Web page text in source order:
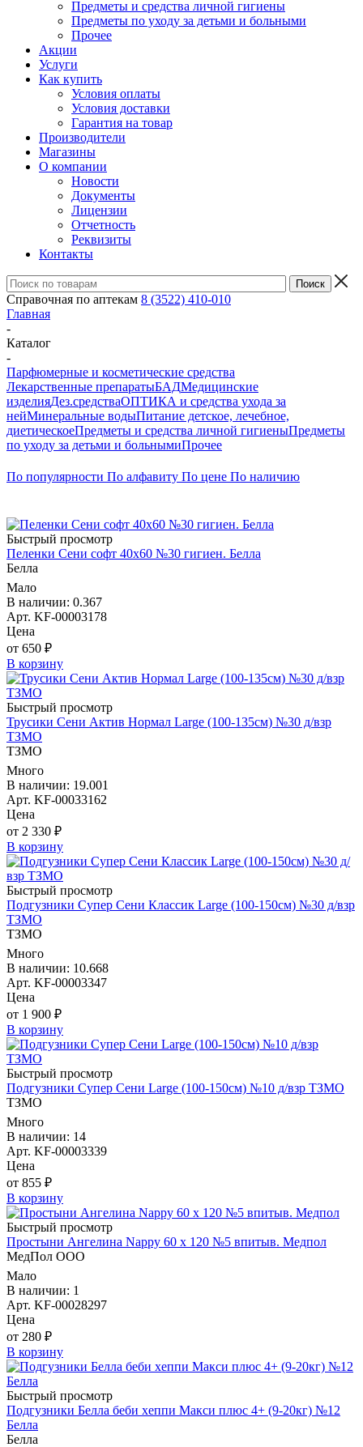
Предметы и средства личной гигиены
Предметы по уходу за детьми и больными
Прочее
Акции
Услуги
Как купить
Условия оплаты
Условия доставки
Гарантия на товар
Производители
Магазины
О компании
Новости
Документы
Лицензии
Отчетность
Реквизиты
Контакты
Справочная по аптекам 8 (3522) 410-010
Главная
-
Каталог
-
Парфюмерные и косметические средства
Лекарственные препаратыБАДМедицинские
изделияДез.средстваОПТИКА и средства ухода за
нейМинеральные водыПитание детское, лечебное,
диетическоеПредметы и средства личной гигиеныПредметы
по уходу за детьми и больнымиПрочее
По популярности По алфавиту По цене По наличию
Быстрый просмотр
Пеленки Сени софт 40х60 №30 гигиен. Белла
Белла
Мало
В наличии: 0.367
Арт. KF-00003178
Цена
от 650 ₽
В корзину
Быстрый просмотр
Трусики Сени Актив Нормал Large (100-135см) №30 д/взр
ТЗМО
ТЗМО
Много
В наличии: 19.001
Арт. KF-00033162
Цена
от 2 330 ₽
В корзину
Быстрый просмотр
Подгузники Супер Сени Классик Large (100-150см) №30 д/взр
ТЗМО
ТЗМО
Много
В наличии: 10.668
Арт. KF-00003347
Цена
от 1 900 ₽
В корзину
Быстрый просмотр
Подгузники Супер Сени Large (100-150см) №10 д/взр ТЗМО
ТЗМО
Много
В наличии: 14
Арт. KF-00003339
Цена
от 855 ₽
В корзину
Быстрый просмотр
Простыни Ангелина Nappy 60 х 120 №5 впитыв. Медпол
МедПол ООО
Мало
В наличии: 1
Арт. KF-00028297
Цена
от 280 ₽
В корзину
Быстрый просмотр
Подгузники Белла беби хеппи Макси плюс 4+ (9-20кг) №12
Белла
Белла